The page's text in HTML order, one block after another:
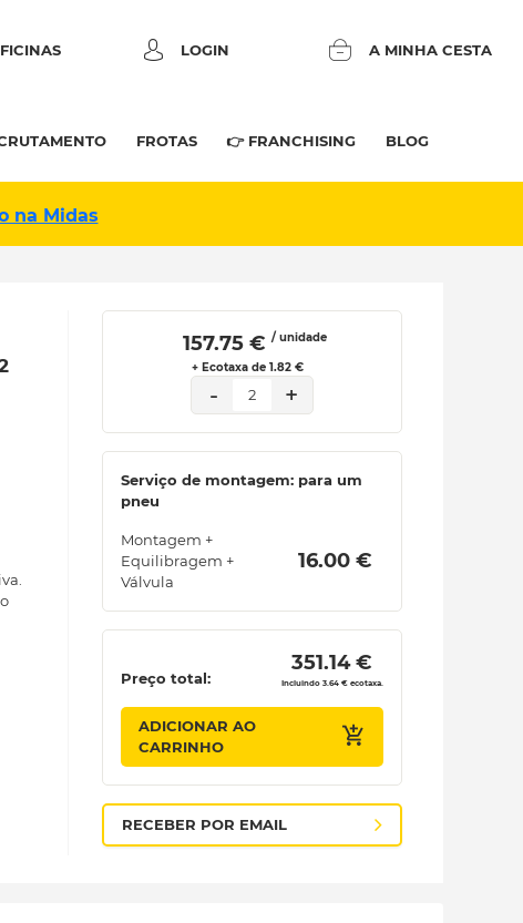
LOGIN A MINHA CESTA
FROTAS 👉 FRANCHISING BLOG
na Midas
157.75 € / unidade
+ Ecotaxa de 1.82 €
- 2 +
Serviço de montagem: para um
pneu
Montagem +
Equilibragem +
Válvula
16.00 €
Preço total:
351.14 €
Incluindo 3.64 € ecotaxa.
ADICIONAR AO
CARRINHO
RECEBER POR EMAIL